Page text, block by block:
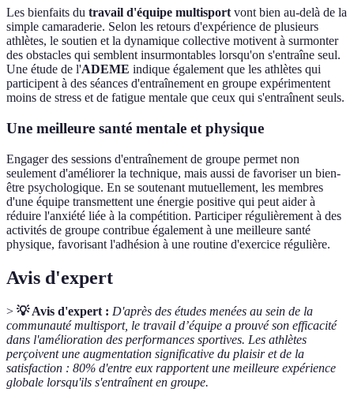
Les bienfaits du travail d'équipe multisportvont bien au-delà de la
simple camaraderie. Selon les retours d'expérience de plusieurs
athlètes, le soutien et la dynamique collective motivent à surmonter
des obstacles qui semblent insurmontables lorsqu'on s'entraîne seul.
Une étude de l'ADEME indique également que les athlètes qui
participent à des séances d'entraînement en groupe expérimentent
moins de stress et de fatigue mentale que ceux qui s'entraînent seuls.
Une meilleure santé mentale et physique
Engager des sessions d'entraînement de groupe permet non
seulement d'améliorer la technique, mais aussi de favoriser un bien-
être psychologique. En se soutenant mutuellement, les membres
d'une équipe transmettent une énergie positive qui peut aider à
réduire l'anxiété liée à la compétition. Participer régulièrement à des
activités de groupe contribue également à une meilleure santé
physique, favorisant l'adhésion à une routine d'exercice régulière.
Avis d'expert
> 💡 Avis d'expert : D'après des études menées au sein de la
communauté multisport, le travail d’équipe a prouvé son efficacité
dans l'amélioration des performances sportives. Les athlètes
perçoivent une augmentation significative du plaisir et de la
satisfaction : 80% d'entre eux rapportent une meilleure expérience
globale lorsqu'ils s'entraînent en groupe.